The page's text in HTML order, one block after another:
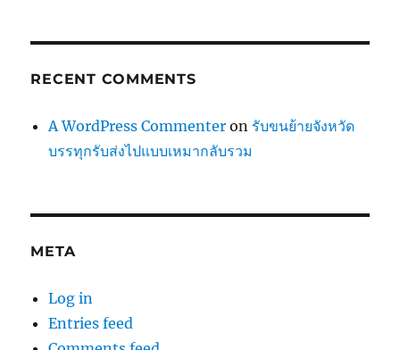
RECENT COMMENTS
A WordPress Commenter on รับขนย้ายจังหวัด
บรรทุกรับส่งไปแบบเหมากลับรวม
META
Log in
Entries feed